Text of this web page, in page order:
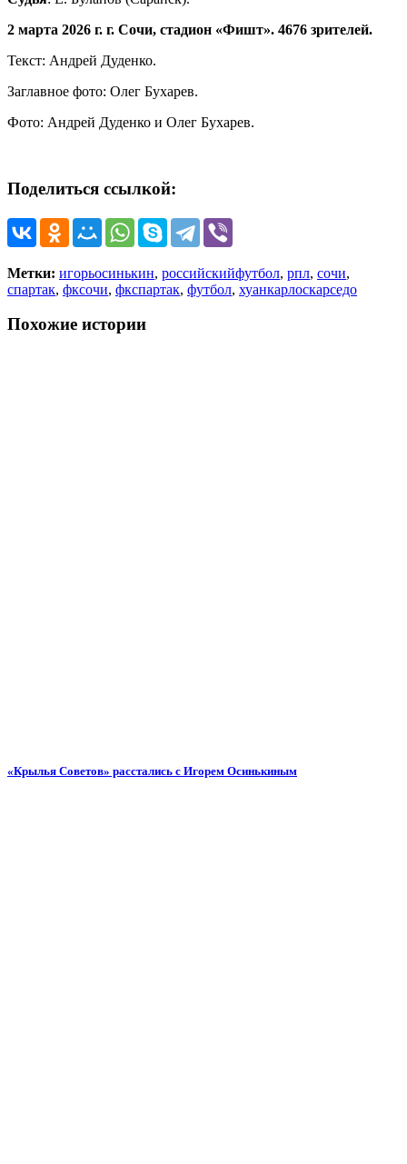
2 марта 2026 г. г. Сочи, стадион «Фишт». 4676 зрителей.
Текст: Андрей Дуденко.
Заглавное фото: Олег Бухарев.
Фото: Андрей Дуденко и Олег Бухарев.
Поделиться ссылкой:
Метки: игорьосинькин, российскийфутбол, рпл, сочи,
спартак, фксочи, фкспартак, футбол, хуанкарлоскарседо
Похожие истории
«Крылья Советов» расстались с Игорем Осинькиным